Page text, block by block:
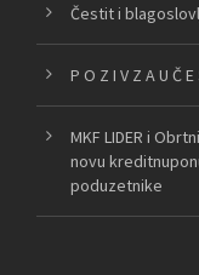
Čestit i
P O Z I V Z A U Č
MKF LIDER i
novu
poduzetnike